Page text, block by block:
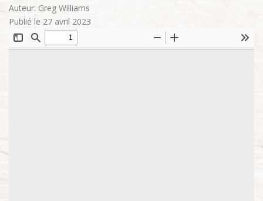
Auteur: Greg Williams
Publié le 27 avril 2023